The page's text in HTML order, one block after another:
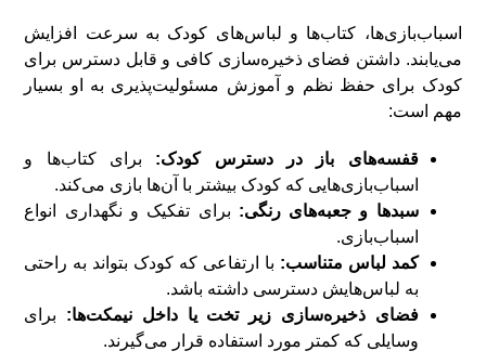
اسباب‌بازی‌ها، کتاب‌ها و لباس‌های کودک به سرعت افزایش
می‌یابند. داشتن فضای ذخیره‌سازی کافی و قابل دسترس برای
کودک برای حفظ نظم و آموزش مسئولیت‌پذیری به او بسیار
مهم است:
قفسه‌های باز در دسترس کودک: برای کتاب‌ها و
اسباب‌بازی‌هایی که کودک بیشتر با آن‌ها بازی می‌کند.
سبدها و جعبه‌های رنگی: برای تفکیک و نگهداری انواع
اسباب‌بازی.
کمد لباس متناسب: با ارتفاعی که کودک بتواند به راحتی
به لباس‌هایش دسترسی داشته باشد.
فضای ذخیره‌سازی زیر تخت یا داخل نیمکت‌ها: برای
وسایلی که کمتر مورد استفاده قرار می‌گیرند.